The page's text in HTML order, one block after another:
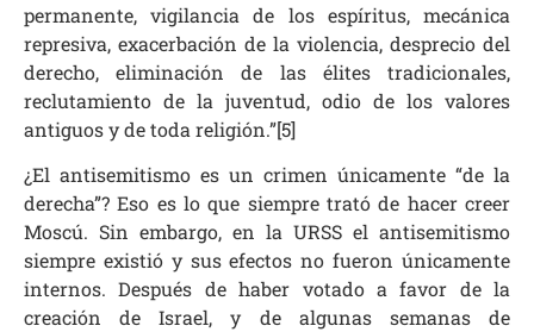
permanente, vigilancia de los espíritus, mecánica
represiva, exacerbación de la violencia, desprecio del
derecho, eliminación de las élites tradicionales,
reclutamiento de la juventud, odio de los valores
antiguos y de toda religión.”[5]
¿El antisemitismo es un crimen únicamente “de la
derecha”? Eso es lo que siempre trató de hacer creer
Moscú. Sin embargo, en la URSS el antisemitismo
siempre existió y sus efectos no fueron únicamente
internos. Después de haber votado a favor de la
creación de Israel, y de algunas semanas de